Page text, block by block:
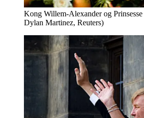
Kong Willem-Alexander og
Dylan Martinez, Reuters)